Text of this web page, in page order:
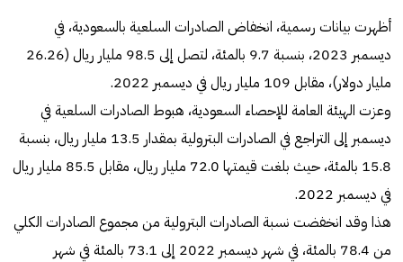
أظهرت بيانات رسمية، انخفاض الصادرات السلعية بالسعودية، في
ديسمبر 2023، بنسبة 9.7 بالمئة، لتصل إلى 98.5 مليار ريال (26.26
مليار دولار)، مقابل 109 مليار ريال في ديسمبر 2022.
وعزت الهيئة العامة للإحصاء السعودية، هبوط الصادرات السلعية في
ديسمبر إلى التراجع في الصادرات البترولية بمقدار 13.5 مليار ريال، بنسبة
15.8 بالمئة، حيث بلغت قيمتها 72.0 مليار ريال، مقابل 85.5 مليار ريال
في ديسمبر 2022.
هذا وقد انخفضت نسبة الصادرات البترولية من مجموع الصادرات الكلي
من 78.4 بالمئة، في شهر ديسمبر 2022 إلى 73.1 بالمئة في شهر